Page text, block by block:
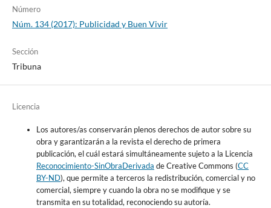
Número
Núm. 134 (2017): Publicidad y Buen Vivir
Sección
Tribuna
Licencia
Los autores/as conservarán plenos derechos de autor sobre su
obra y garantizarán a la revista el derecho de primera
publicación, el cuál estará simultáneamente sujeto a la Licencia
Reconocimiento-SinObraDerivada de Creative Commons (CC
BY-ND), que permite a terceros la redistribución, comercial y no
comercial, siempre y cuando la obra no se modifique y se
transmita en su totalidad, reconociendo su autoría.